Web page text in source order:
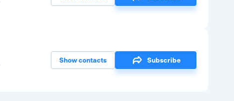
Show contacts Subscribe